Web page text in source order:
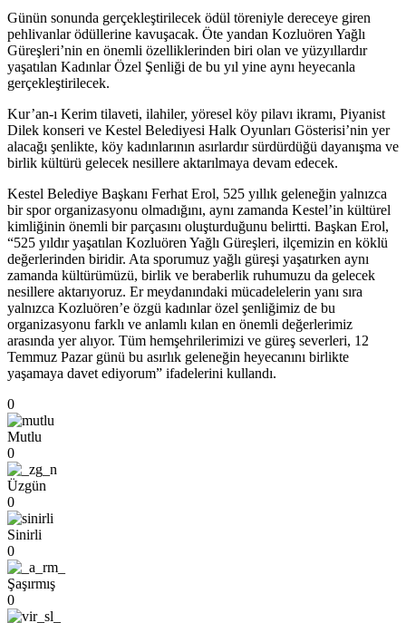
Günün sonunda gerçekleştirilecek ödül töreniyle dereceye giren
pehlivanlar ödüllerine kavuşacak. Öte yandan Kozluören Yağlı
Güreşleri’nin en önemli özelliklerinden biri olan ve yüzyıllardır
yaşatılan Kadınlar Özel Şenliği de bu yıl yine aynı heyecanla
gerçekleştirilecek.
Kur’an-ı Kerim tilaveti, ilahiler, yöresel köy pilavı ikramı, Piyanist
Dilek konseri ve Kestel Belediyesi Halk Oyunları Gösterisi’nin yer
alacağı şenlikte, köy kadınlarının asırlardır sürdürdüğü dayanışma ve
birlik kültürü gelecek nesillere aktarılmaya devam edecek.
Kestel Belediye Başkanı Ferhat Erol, 525 yıllık geleneğin yalnızca
bir spor organizasyonu olmadığını, aynı zamanda Kestel’in kültürel
kimliğinin önemli bir parçasını oluşturduğunu belirtti. Başkan Erol,
“525 yıldır yaşatılan Kozluören Yağlı Güreşleri, ilçemizin en köklü
değerlerinden biridir. Ata sporumuz yağlı güreşi yaşatırken aynı
zamanda kültürümüzü, birlik ve beraberlik ruhumuzu da gelecek
nesillere aktarıyoruz. Er meydanındaki mücadelelerin yanı sıra
yalnızca Kozluören’e özgü kadınlar özel şenliğimiz de bu
organizasyonu farklı ve anlamlı kılan en önemli değerlerimiz
arasında yer alıyor. Tüm hemşehrilerimizi ve güreş severleri, 12
Temmuz Pazar günü bu asırlık geleneğin heyecanını birlikte
yaşamaya davet ediyorum” ifadelerini kullandı.
0
Mutlu
0
Üzgün
0
Sinirli
0
Şaşırmış
0